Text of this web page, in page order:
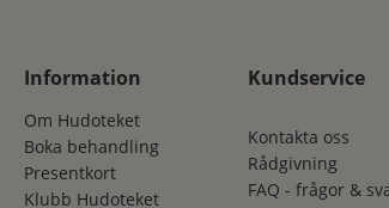
Information
Om Hudoteket
Boka behandling
Presentkort
Klubb Hudoteket
Kundservice
Kontakta oss
Rådgivning
FAQ - frågor &